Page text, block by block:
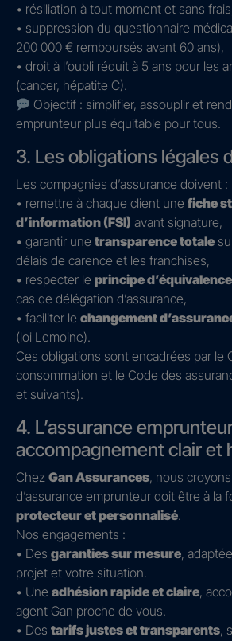
• résiliation à tout moment et sans
• suppression du questionnaire
200 000 € remboursés avant 60 ans),
• droit à l’oubli réduit à 5 ans pour les
(cancer, hépatite C).
Objectif : simplifier, assouplir et
emprunteur plus équitable pour tous.
3. Les obligations légales
Les compagnies d’assurance doivent :
• remettre à chaque client une fiche
d’information (FSI) avant signature,
• garantir une transparence totale
délais de carence et les franchises,
• respecter le principe
cas de délégation d’assurance,
• faciliter le changement
(loi Lemoine).
Ces obligations sont encadrées par le
consommation et le Code des
et suivants).
4. L’assurance
accompagnement clair et
Chez Gan Assurances, nous
d’assurance emprunteur doit être à la
protecteur et personnalisé.
Nos engagements :
• Des garanties sur mesure,
projet et votre situation.
• Une adhésion rapide et claire,
agent Gan proche de vous.
• Des tarifs justes et transparents,